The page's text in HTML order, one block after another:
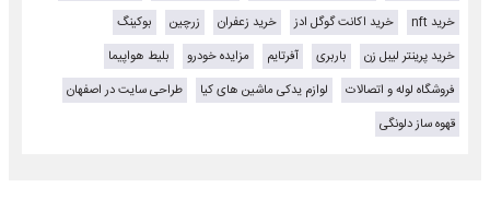
خرید nft
خرید اکانت گوگل ادز خرید زعفران زرچین
بوکینگ
خرید پرینتر لیبل زن
باربری آفرتایم مزایده خودرو
بلیط هواپیما
فروشگاه لوله و اتصالات
لوازم یدکی ماشین های کیا
طراحی سایت در اصفهان
قهوه ساز دلونگی